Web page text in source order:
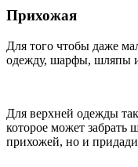
Прихожая
Для того чтобы даже
одежду, шарфы, шляпы
Для верхней одежды
которое может
прихожей, но и